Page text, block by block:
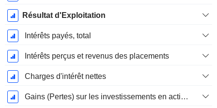
Résultat d'Exploitation
Intérêts payés, total
Intérêts perçus et revenus des placements
Charges d'intérêt nettes
Gains (Pertes) sur les investissements en actions